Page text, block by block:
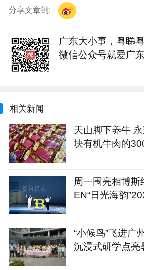
分享文章到:
广东大小事，粤睇
微信公众号就爱广
相关新闻
天山脚下养牛
块有机牛肉的
周一围亮相博
EN“日光海韵
“小候鸟”飞进广
沉浸式研学点亮